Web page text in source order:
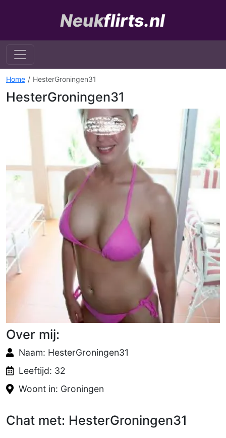
Home HesterGroningen31
HesterGroningen31
Over mij:
Naam: HesterGroningen31
Leeftijd: 32
Woont in: Groningen
Chat met: HesterGroningen31